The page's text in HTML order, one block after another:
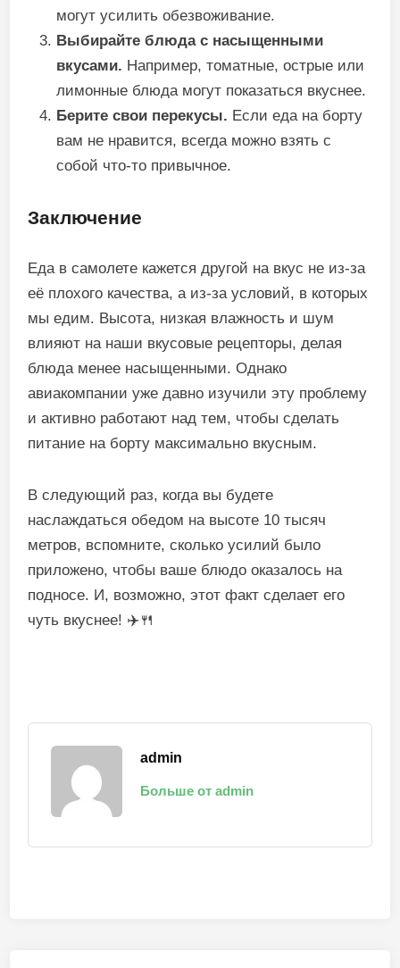
могут усилить обезвоживание.
Выбирайте блюда с насыщенными
вкусами. Например, томатные, острые или
лимонные блюда могут показаться вкуснее.
Берите свои перекусы. Если еда на борту
вам не нравится, всегда можно взять с
собой что-то привычное.
Заключение
Еда в самолете кажется другой на вкус не из-за
её плохого качества, а из-за условий, в которых
мы едим. Высота, низкая влажность и шум
влияют на наши вкусовые рецепторы, делая
блюда менее насыщенными. Однако
авиакомпании уже давно изучили эту проблему
и активно работают над тем, чтобы сделать
питание на борту максимально вкусным.
В следующий раз, когда вы будете
наслаждаться обедом на высоте 10 тысяч
метров, вспомните, сколько усилий было
приложено, чтобы ваше блюдо оказалось на
подносе. И, возможно, этот факт сделает его
чуть вкуснее! ✈️🍴
admin
Больше от admin